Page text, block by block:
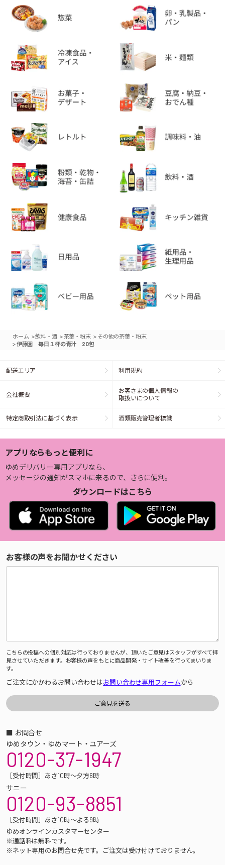
ホーム >飲料・酒 >茶葉・粉末 > その他の茶葉・粉末
>伊藤園 毎日１杯の青汁 20包
配送エリア 利用規約
会社概要
お客さまの個人情報の
取扱いについて
特定商取引法に基づく表示 酒類販売管理者標識
アプリならもっと便利に
ゆめデリバリー専用アプリなら、
メッセージの通知がスマホに来るので、さらに便利。
ダウンロードはこちら
お客様の声をお聞かせください
こちらの投稿への個別対応は行っておりませんが、頂いたご意見はスタッフがすべて拝
見させていただきます。お客様の声をもとに商品開発・サイト改善を行ってまいりま
す。
ご注文にかかわるお問い合わせはお問い合わせ専用フォームから
■ お問合せ
ゆめタウン・ゆめマート・ユアーズ
0120-37-1947
［受付時間］あさ10時～夕方6時
サニー
0120-93-8851
［受付時間］あさ10時～よる9時
ゆめオンラインカスタマーセンター
※通話料は無料です。
※ネット専用のお問合せ先です。ご注文は受け付けておりません。